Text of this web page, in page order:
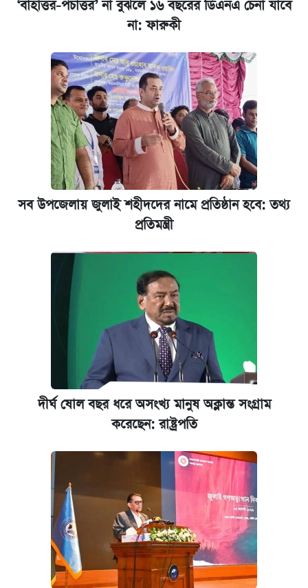
ভাতা-উপবৃত্তির আবেদন শুরু, জেনে নিন পদ্ধতি
‘গুলশানের চামেলি’ তে যৌনকর্মীর দালাল অ্যাডলফ
আজ শুক্রবার রাজধানীর যেসব মার্কেট-দোকানপাট
যুক্তরাষ্ট্র থেকে আরও ২৩ বাংলাদেশিকে দেশে
ফেরত পাঠানো হলো
নবম পে স্কেল বাস্তবায়ন চূড়ান্ত পর্যায়ে, যা জানালেন
অর্থমন্ত্রী
কবে শুরু হচ্ছে ঢাবির ভর্তি আবেদন, জানাল কর্তৃপক্ষ
‘বাহাত্তর-পঁচাত্তর’ না বুঝলে ১৬ বছরের ডিএনএ চেনা যাবে
না: ফারুকী
সব উপজেলায় জুলাই শহীদদের নামে প্রতিষ্ঠান হবে: তথ্য
প্রতিমন্ত্রী
দীর্ঘ ষোল বছর ধরে অসংখ্য মানুষ অক্লান্ত সংগ্রাম
করেছেন: রাষ্ট্রপতি